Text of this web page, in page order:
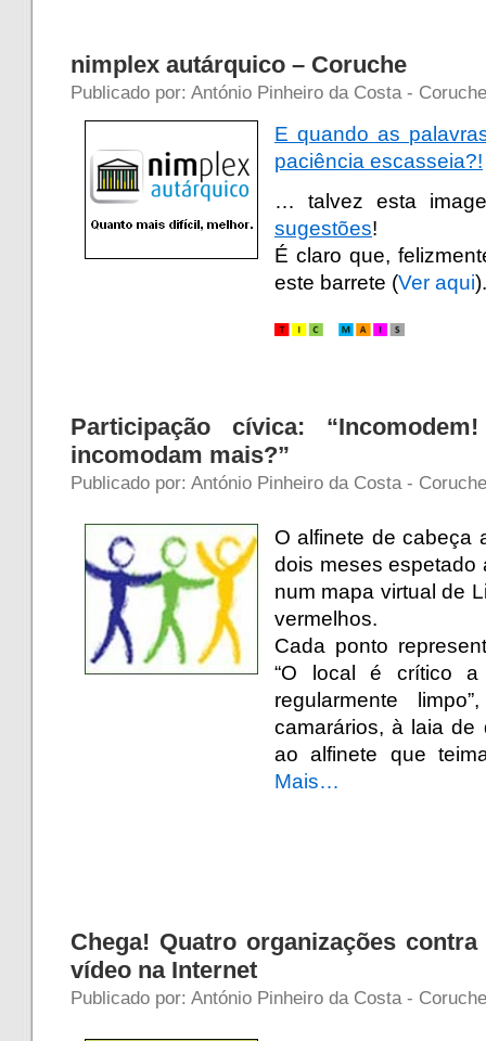
nimplex autárquico – Coruche
Publicado por: António Pinheiro da Costa -
E quando as
paciência escasseia?!
… talvez esta
sugestões!
É claro que,
este barrete (Ver aqui).
Participação cívica:
incomodam mais?”
Publicado por: António Pinheiro da Costa -
O alfinete de cabeça
dois meses espetado
num mapa virtual de
vermelhos.
Cada ponto
“O local é crítico
regularmente
camarários, à laia de
ao alfinete que
Mais…
Chega! Quatro organizações
vídeo na Internet
Publicado por: António Pinheiro da Costa -